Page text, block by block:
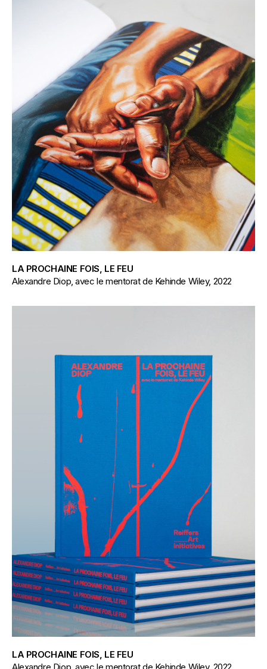
LA PROCHAINE FOIS, LE FEU
Alexandre Diop, avec le mentorat de Kehinde Wiley, 2022
LA PROCHAINE FOIS, LE FEU